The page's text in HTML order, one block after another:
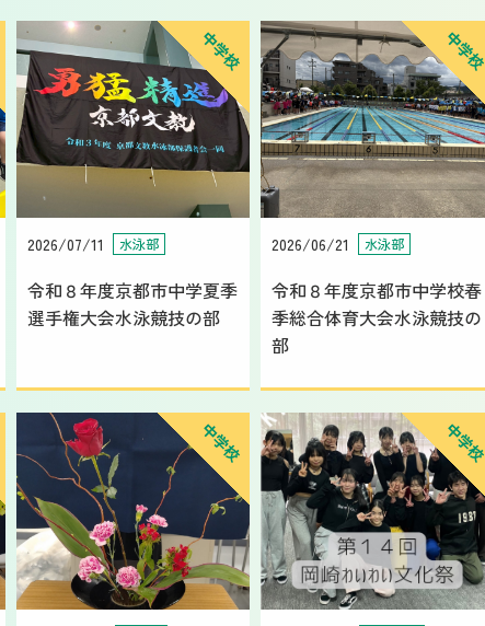
中学校
2026/07/11 水泳部
令和８年度京都市中学夏季
選手権大会水泳競技の部
中学校
2026/06/21 水泳部
令和８年度京都市中学校春
季総合体育大会水泳競技の
部
中学校 中学校